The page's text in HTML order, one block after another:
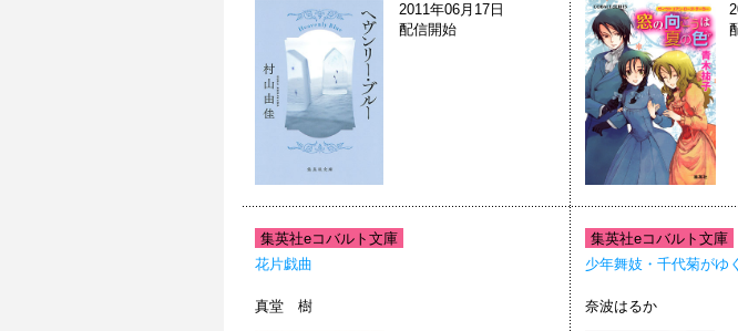
2011年06月17日
配信開始
集英社eコバルト文庫
花片戯曲
真堂 樹
集英社eコバルト文庫
少年舞妓・千代菊が
奈波はるか